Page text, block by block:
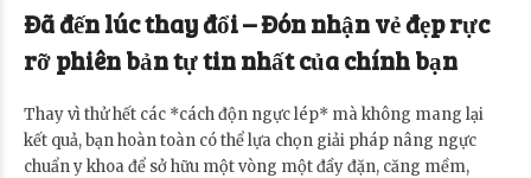
Đã đến lúc thay đổi – Đón nhận vẻ đẹp rực
rỡ phiên bản tự tin nhất của chính bạn
Thay vì thử hết các *cách độn ngực lép* mà không mang lại
kết quả, bạn hoàn toàn có thể lựa chọn giải pháp nâng ngực
chuẩn y khoa để sở hữu một vòng một đầy đặn, căng mềm,